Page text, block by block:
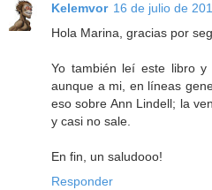
Kelemvor 16 de julio de
Hola Marina, gracias por
Yo también leí este libro y
aunque a mi, en líneas
eso sobre Ann Lindell; la
y casi no sale.
En fin, un saludooo!
Responder